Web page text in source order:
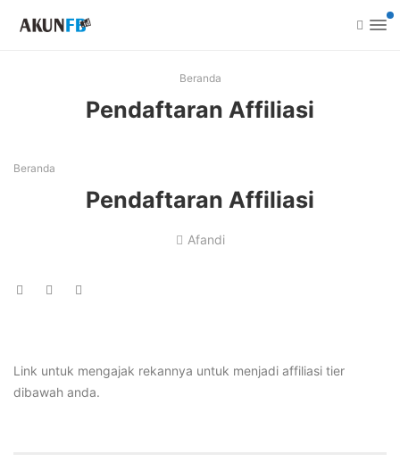
Beranda
Pendaftaran Affiliasi
Beranda
Pendaftaran Affiliasi
Afandi
Link untuk mengajak rekannya untuk menjadi affiliasi tier
dibawah anda.